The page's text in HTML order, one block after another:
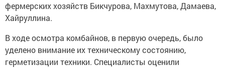
фермерских хозяйств Бикчурова, Махмутова, Дамаева,
Хайруллина.
В ходе осмотра комбайнов, в первую очередь, было
уделено внимание их техническому состоянию,
герметизации техники. Специалисты оценили